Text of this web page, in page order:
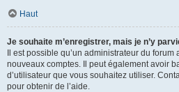
Haut
Je souhaite m’enregistrer, mais je n’y
Il est possible qu’un administrateur du
nouveaux comptes. Il peut également avoir
d’utilisateur que vous souhaitez utiliser.
pour obtenir de l’aide.